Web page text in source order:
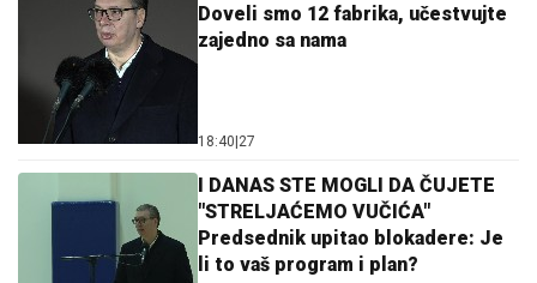
Doveli smo 12 fabrika, učestvujte
zajedno sa nama
18:40 27
I DANAS STE MOGLI DA ČUJETE
"STRELJAĆEMO VUČIĆA"
Predsednik upitao blokadere: Je
li to vaš program i plan?